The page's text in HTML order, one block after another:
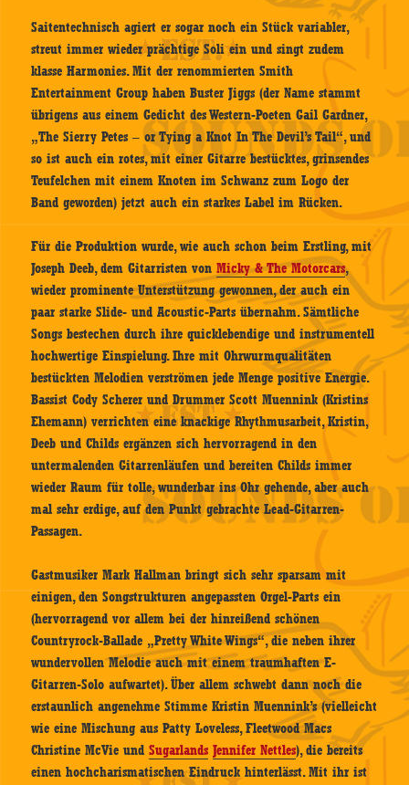
Saitentechnisch agiert er sogar noch ein Stück variabler,
streut immer wieder prächtige Soli ein und singt zudem
klasse Harmonies. Mit der renommierten Smith
Entertainment Group haben Buster Jiggs (der Name stammt
übrigens aus einem Gedicht des Western-Poeten Gail Gardner,
„The Sierry Petes – or Tying a Knot In The Devil’s Tail“, und
so ist auch ein rotes, mit einer Gitarre bestücktes, grinsendes
Teufelchen mit einem Knoten im Schwanz zum Logo der
Band geworden) jetzt auch ein starkes Label im Rücken.
Für die Produktion wurde, wie auch schon beim Erstling, mit
Joseph Deeb, dem Gitarristen vonMicky & The Motorcars,
wieder prominente Unterstützung gewonnen, der auch ein
paar starke Slide- und Acoustic-Parts übernahm. Sämtliche
Songs bestechen durch ihre quicklebendige und instrumentell
hochwertige Einspielung. Ihre mit Ohrwurmqualitäten
bestückten Melodien verströmen jede Menge positive Energie.
Bassist Cody Scherer und Drummer Scott Muennink (Kristins
Ehemann) verrichten eine knackige Rhythmusarbeit, Kristin,
Deeb und Childs ergänzen sich hervorragend in den
untermalenden Gitarrenläufen und bereiten Childs immer
wieder Raum für tolle, wunderbar ins Ohr gehende, aber auch
mal sehr erdige, auf den Punkt gebrachte Lead-Gitarren-
Passagen.
Gastmusiker Mark Hallman bringt sich sehr sparsam mit
einigen, den Songstrukturen angepassten Orgel-Parts ein
(hervorragend vor allem bei der hinreißend schönen
Countryrock-Ballade „Pretty White Wings“, die neben ihrer
wundervollen Melodie auch mit einem traumhaften E-
Gitarren-Solo aufwartet). Über allem schwebt dann noch die
erstaunlich angenehme Stimme Kristin Muennink’s (vielleicht
wie eine Mischung aus Patty Loveless, Fleetwood Macs
Christine McVie undSugarlands Jennifer Nettles), die bereits
einen hochcharismatischen Eindruck hinterlässt. Mit ihr ist